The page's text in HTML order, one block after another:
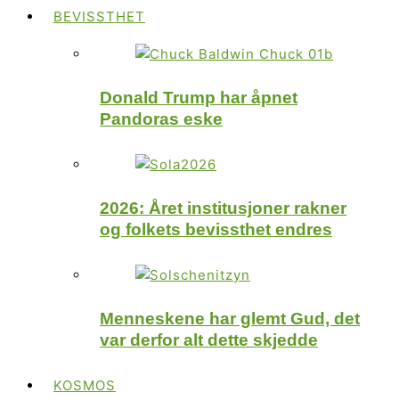
BEVISSTHET
Donald Trump har åpnet
Pandoras eske
2026: Året institusjoner rakner
og folkets bevissthet endres
Menneskene har glemt Gud, det
var derfor alt dette skjedde
KOSMOS